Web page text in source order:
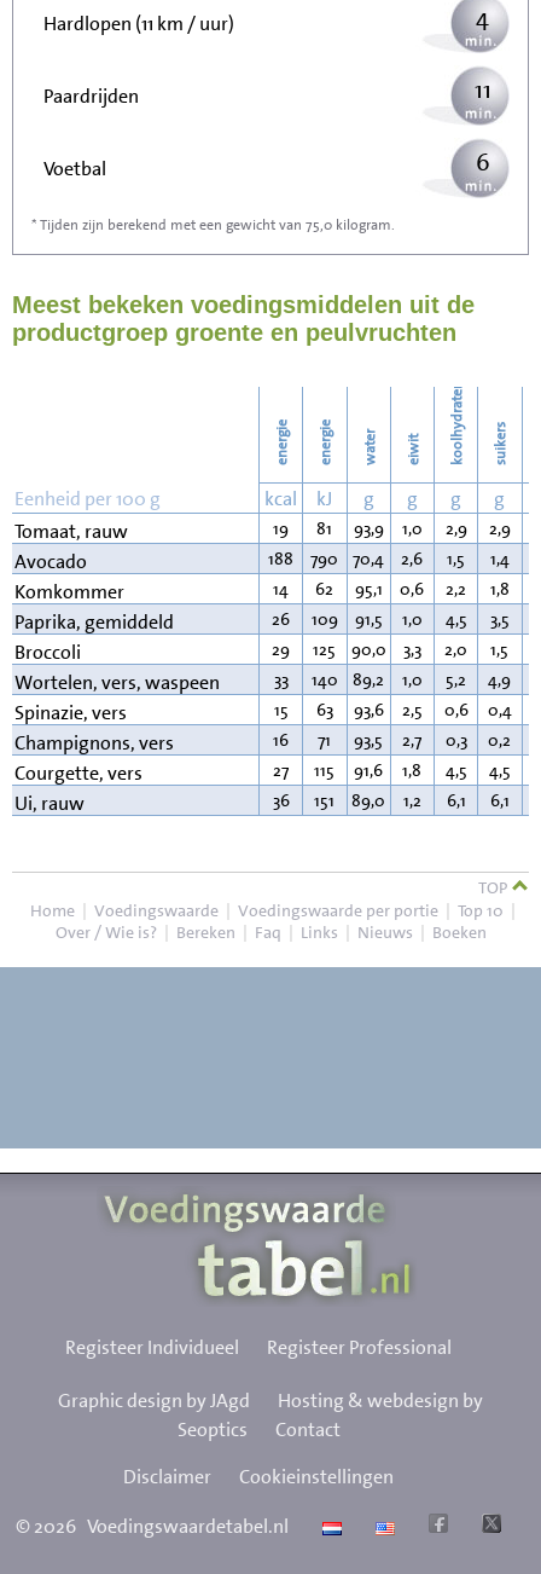
Hardlopen (11 km / uur) 4
Paardrijden 11
Voetbal 6
Stofzuigen
Strijken 19
21
* Tijden zijn berekend met een gewicht van 75,0 kilogram.
Meest bekeken voedingsmiddelen uit de
productgroep groente en peulvruchten
energie energie water eiwit koolhydraten suikers
Eenheid per 100 g kcal kJ g g g g
Tomaat, rauw
19 81 93,9 1,0 2,9 2,9
Avocado 188 790 70,4 2,6 1,5 1,4
Komkommer 14 62 95,1 0,6 2,2 1,8
Paprika, gemiddeld 26 109 91,5 1,0 4,5 3,5
Broccoli 29 125 90,0 3,3 2,0 1,5
Wortelen, vers, waspeen 33 140 89,2 1,0 5,2 4,9
Spinazie, vers 15 63 93,6 2,5 0,6 0,4
Champignons, vers 16 71 93,5 2,7 0,3 0,2
Courgette, vers 27 115 91,6 1,8 4,5 4,5
Ui, rauw 36 151 89,0 1,2 6,1 6,1
TOP
Home | Voedingswaarde | Voedingswaarde per portie | Top 10 |
Over / Wie is? | Bereken | Faq | Links | Nieuws | Boeken
Registeer Individueel Registeer Professional
Graphic design by JAgd
Hosting & webdesign by
Seoptics
Contact
Disclaimer
Cookieinstellingen
©2026 Voedingswaardetabel.nl